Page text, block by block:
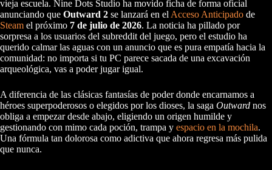
vieja escuela. Nine Dots Studio ha movido ficha de forma oficial
anunciando que Outward 2 se lanzará en el Acceso Anticipado de
Steam el próximo 7 de julio de 2026. La noticia ha pillado por
sorpresa a los usuarios del subreddit del juego, pero el estudio ha
querido calmar las aguas con un anuncio que es pura empatía hacia la
comunidad: no importa si tu PC parece sacada de una excavación
arqueológica, vas a poder jugar igual.
A diferencia de las clásicas fantasías de poder donde encarnamos a
héroes superpoderosos o elegidos por los dioses, la saga Outward nos
obliga a empezar desde abajo, eligiendo un origen humilde y
gestionando con mimo cada poción, trampa y espacio en la mochila.
Una fórmula tan dolorosa como adictiva que ahora regresa más pulida
que nunca.